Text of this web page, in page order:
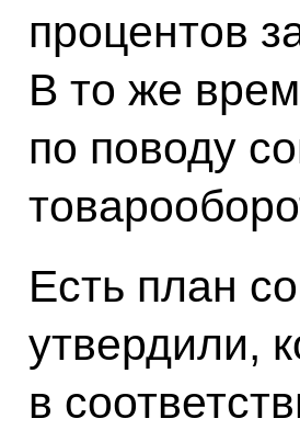
процентов
В то же
по поводу
Есть план
утвердили,
в